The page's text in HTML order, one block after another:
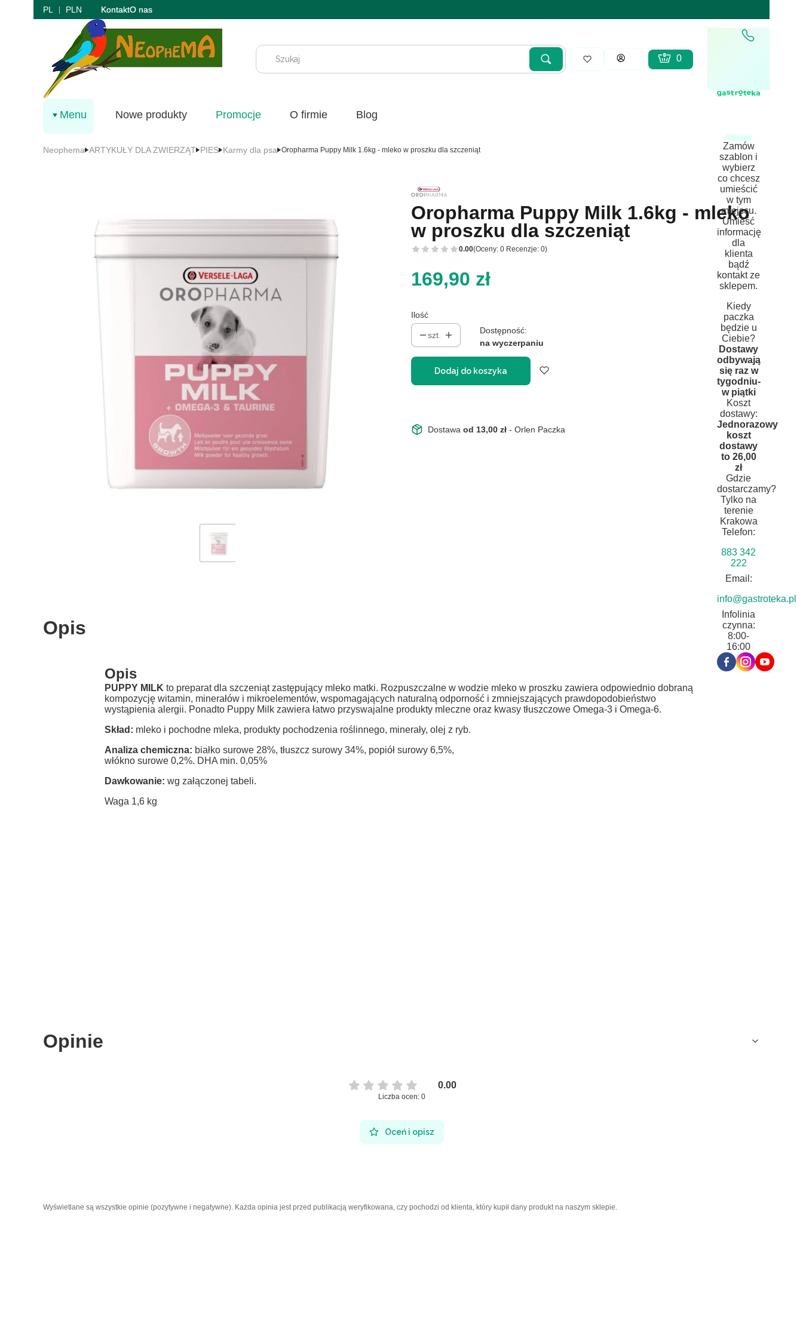
PL PLN KontaktO nas
WyczyśćSzukaj Zaloguj się
Produkty w koszyku: 0. Zobacz
Koszyk
Zamów
szablon i
wybierz
co chcesz
umieścić
w tym
miejscu.
Umieść
informację
dla
klienta
bądź
kontakt ze
sklepem.
Kiedy
paczka
będzie u
Ciebie?
Dostawy
odbywają
się raz w
tygodniu-
w piątki
Koszt
dostawy:
Jednorazowy
koszt
dostawy
to 26,00
zł
Gdzie
dostarczamy?
Tylko na
terenie
Krakowa
Telefon:
883 342
222
Email:
info@gastroteka.pl
Infolinia
czynna:
8:00-
16:00
Menu Nowe produkty Promocje O firmie Blog
Neophema ARTYKUŁY DLA ZWIERZĄT PIES Karmy dla psa Oropharma Puppy Milk 1.6kg - mleko w proszku dla szczeniąt
Oropharma Puppy Milk 1.6kg - mleko
w proszku dla szczeniąt
0.00(Oceny: 0 Recenzje: 0)
Cena
169,90 zł
Ilość
szt.
Dostępność:
na wyczerpaniu
Dodaj do koszyka
Dostawa od 13,00 zł - Orlen Paczka
Opis
Opis
PUPPY MILK to preparat dla szczeniąt zastępujący mleko matki. Rozpuszczalne w wodzie mleko w proszku zawiera odpowiednio dobraną
kompozycję witamin, minerałów i mikroelementów, wspomagających naturalną odporność i zmniejszających prawdopodobieństwo
wystąpienia alergii. Ponadto Puppy Milk zawiera łatwo przyswajalne produkty mleczne oraz kwasy tłuszczowe Omega-3 i Omega-6.
Skład: mleko i pochodne mleka, produkty pochodzenia roślinnego, minerały, olej z ryb.
Analiza chemiczna: białko surowe 28%, tłuszcz surowy 34%, popiół surowy 6,5%,
włókno surowe 0,2%. DHA min. 0,05%
Dawkowanie: wg załączonej tabeli.
Waga 1,6 kg
Opinie
0.00
Liczba ocen: 0
Oceń i opisz
Wyświetlane są wszystkie opinie (pozytywne i negatywne). Każda opinia jest przed publikacją weryfikowana, czy pochodzi od klienta, który kupił dany produkt na naszym sklepie.